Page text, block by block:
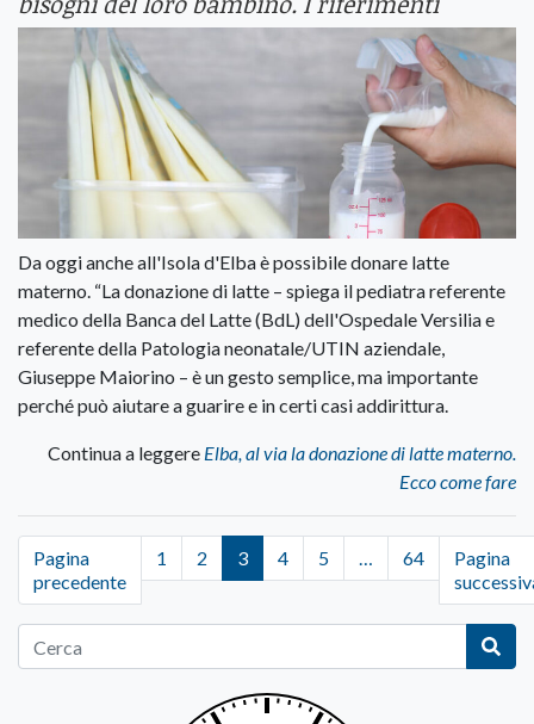
Da oggi anche all'Isola d'Elba è possibile donare latte
materno. “La donazione di latte – spiega il pediatra referente
medico della Banca del Latte (BdL) dell'Ospedale Versilia e
referente della Patologia neonatale/UTIN aziendale,
Giuseppe Maiorino – è un gesto semplice, ma importante
perché può aiutare a guarire e in certi casi addirittura.
Continua a leggere Elba, al via la donazione di latte materno.
Ecco come fare
Pagina
precedente
1 2 3 4 5 … 64
Pagina